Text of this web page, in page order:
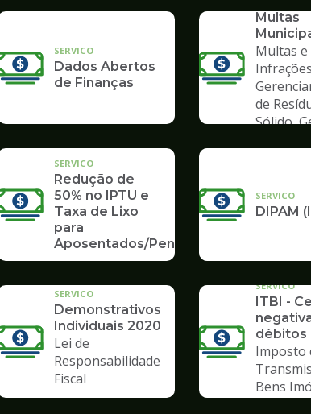
SERVICO
Dados Abertos
de Finanças
Multas
Multas e
de
Sólido,
SERVICO
Redução de
50% no IPTU e
Taxa de Lixo
para
Aposentados/Pensionistas
SERVICO
DIPAM
SERVICO
Demonstrativos
Individuais 2020
Lei de
Responsabilidade
Fiscal
SERVICO
ITBI -
débitos
Imposto
Bens